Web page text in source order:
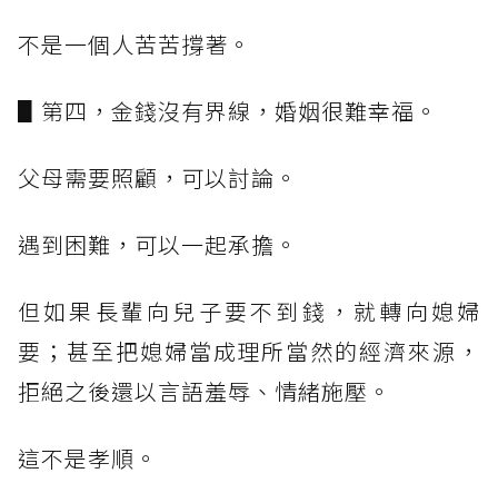
不是一個人苦苦撐著。
▋第四，金錢沒有界線，婚姻很難幸福。
父母需要照顧，可以討論。
遇到困難，可以一起承擔。
但如果長輩向兒子要不到錢，就轉向媳婦
要；甚至把媳婦當成理所當然的經濟來源，
拒絕之後還以言語羞辱、情緒施壓。
這不是孝順。